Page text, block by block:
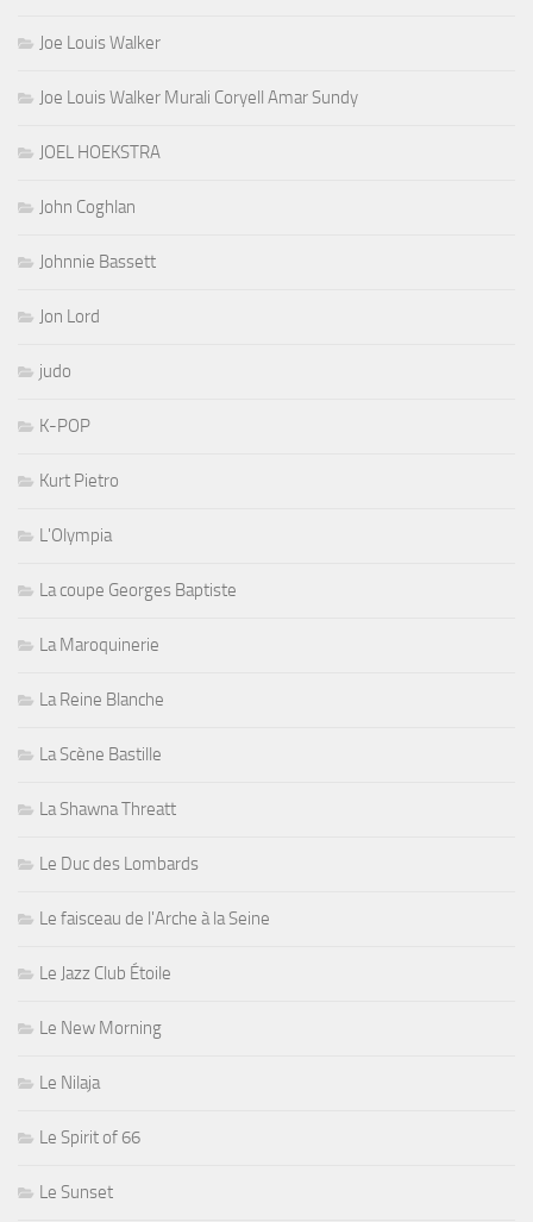
Joe Louis Walker
Joe Louis Walker Murali Coryell Amar Sundy
JOEL HOEKSTRA
John Coghlan
Johnnie Bassett
Jon Lord
judo
K-POP
Kurt Pietro
L'Olympia
La coupe Georges Baptiste
La Maroquinerie
La Reine Blanche
La Scène Bastille
La Shawna Threatt
Le Duc des Lombards
Le faisceau de l'Arche à la Seine
Le Jazz Club Étoile
Le New Morning
Le Nilaja
Le Spirit of 66
Le Sunset